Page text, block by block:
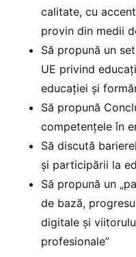
calitate, cu
provin din medii
Să propună un
UE privind
educației și
Să propună
competențele în
Să discută
și participării la
Să propună un
de bază,
digitale și
profesionale”